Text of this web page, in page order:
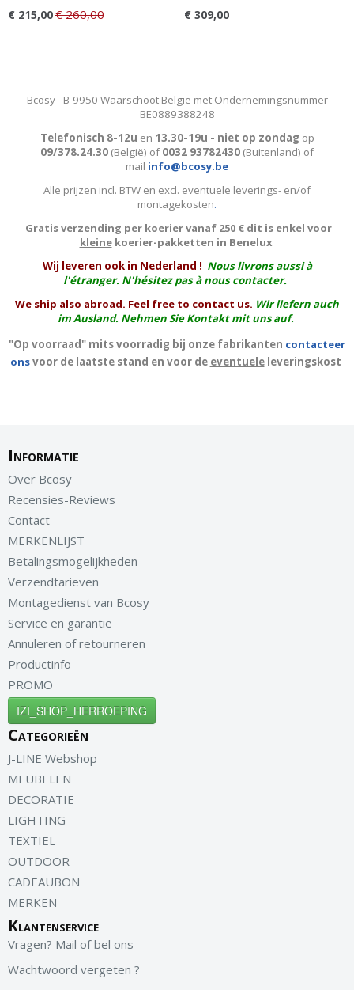
€ 215,00€ 260,00 € 309,00
Bcosy - B-9950 Waarschoot België met Ondernemingsnummer
BE0889388248
Telefonisch 8-12u en 13.30-19u - niet op zondag op
09/378.24.30 (België) of0032 93782430 (Buitenland) of
mail info@bcosy.be
Alle prijzen incl. BTW en excl. eventuele leverings- en/of
montagekosten.
Gratisverzending per koerier vanaf 250 € dit is enkel voor
kleinekoerier-pakketten in Benelux
Wij leveren ook in Nederland ! Nous livrons aussi à
l'étranger. N'hésitez pas à nous contacter.
We ship also abroad. Feel free to contact us. Wir liefern auch
im Ausland. Nehmen Sie Kontakt mit uns auf.
"Op voorraad" mits voorradig bij onze fabrikanten contacteer
onsvoor de laatste stand en voor de eventueleleveringskost
Informatie
Over Bcosy
Recensies-Reviews
Contact
MERKENLIJST
Betalingsmogelijkheden
Verzendtarieven
Montagedienst van Bcosy
Service en garantie
Annuleren of retourneren
Productinfo
PROMO
IZI_SHOP_HERROEPING
Categorieën
J-LINE Webshop
MEUBELEN
DECORATIE
LIGHTING
TEXTIEL
OUTDOOR
CADEAUBON
MERKEN
Klantenservice
Vragen? Mail of bel ons
Wachtwoord vergeten ?